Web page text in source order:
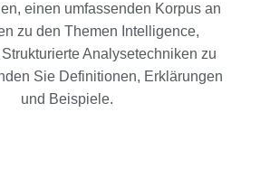
einen umfassenden Korpus an
zu den Themen Intelligence,
Analysetechniken zu
Sie Definitionen, Erklärungen
und Beispiele.